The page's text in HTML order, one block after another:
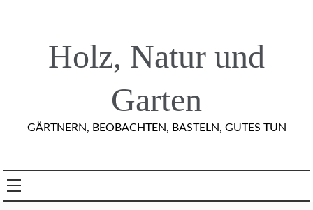
Holz, Natur und
Garten
GÄRTNERN, BEOBACHTEN, BASTELN, GUTES TUN